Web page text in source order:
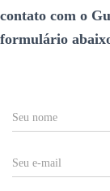
contato com o
formulário